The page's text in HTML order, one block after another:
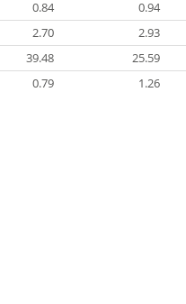
0.84 0.94
2.70 2.93
39.48 25.59
0.79 1.26